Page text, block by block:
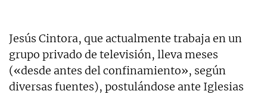
Jesús Cintora, que actualmente trabaja en un
grupo privado de televisión, lleva meses
(«desde antes del confinamiento», según
diversas fuentes), postulándose ante Iglesias